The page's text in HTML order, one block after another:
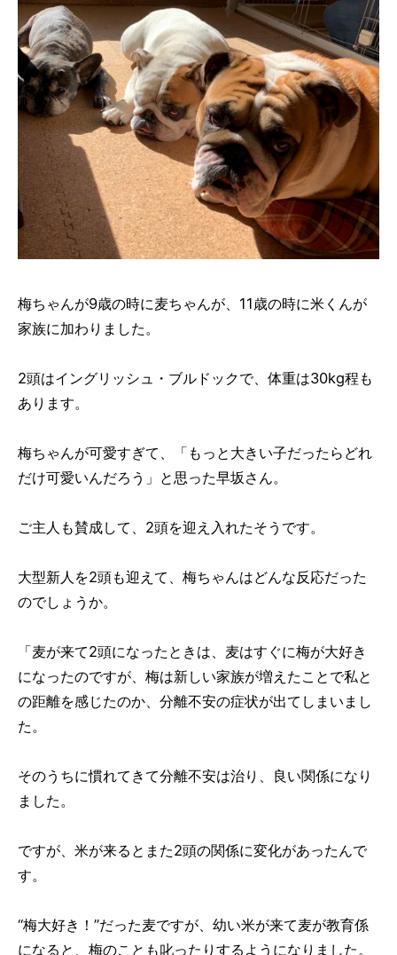
梅ちゃんが9歳の時に麦ちゃんが、11歳の時に米くんが
家族に加わりました。
2頭はイングリッシュ・ブルドックで、体重は30kg程も
あります。
梅ちゃんが可愛すぎて、「もっと大きい子だったらどれ
だけ可愛いんだろう」と思った早坂さん。
ご主人も賛成して、2頭を迎え入れたそうです。
大型新人を2頭も迎えて、梅ちゃんはどんな反応だった
のでしょうか。
「麦が来て2頭になったときは、麦はすぐに梅が大好き
になったのですが、梅は新しい家族が増えたことで私と
の距離を感じたのか、分離不安の症状が出てしまいまし
た。
そのうちに慣れてきて分離不安は治り、良い関係になり
ました。
ですが、米が来るとまた2頭の関係に変化があったんで
す。
“梅大好き！”だった麦ですが、幼い米が来て麦が教育係
になると、梅のことも叱ったりするようになりました。